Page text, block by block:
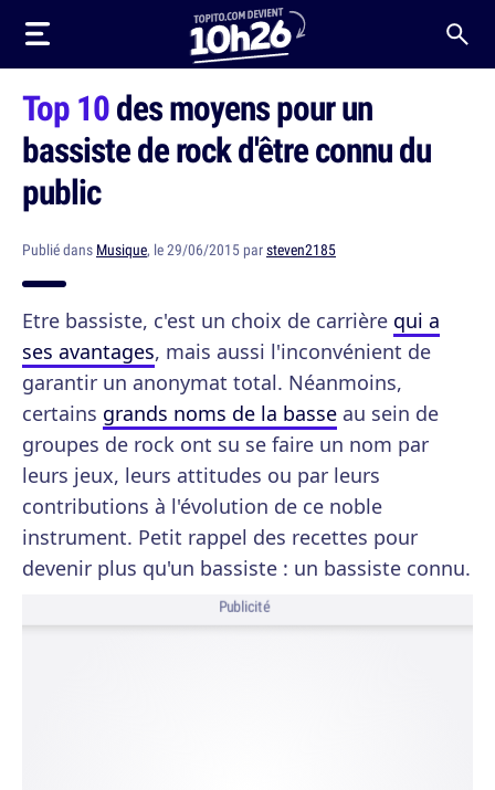
Top 10des moyens pour un
bassiste de rock d'être connu du
public
Publié dans Musique, le 29/06/2015 parsteven2185
Etre bassiste, c'est un choix de carrière qui a
ses avantages, mais aussi l'inconvénient de
garantir un anonymat total. Néanmoins,
certains grands noms de la basse au sein de
groupes de rock ont su se faire un nom par
leurs jeux, leurs attitudes ou par leurs
contributions à l'évolution de ce noble
instrument. Petit rappel des recettes pour
devenir plus qu'un bassiste : un bassiste connu.
Publicité